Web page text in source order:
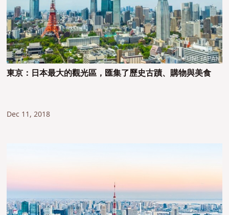
東京：日本最大的觀光區，匯集了歷史古蹟、購物與美食
Dec 11, 2018